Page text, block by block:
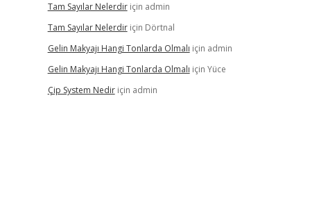
Tam Sayılar Nelerdiriçin admin
Tam Sayılar Nelerdiriçin Dörtnal
Gelin Makyajı Hangi Tonlarda Olmalı için admin
Gelin Makyajı Hangi Tonlarda Olmalı için Yüce
Çip System Nediriçin admin